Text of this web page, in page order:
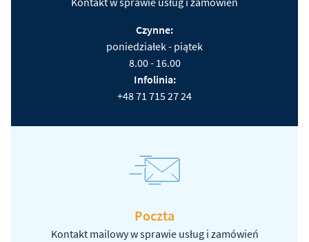
Czynne:
poniedziałek - piątek
8.00 - 16.00
Infolinia:
+48 71 715 27 24
Poczta
Kontakt mailowy w sprawie usług i zamówień